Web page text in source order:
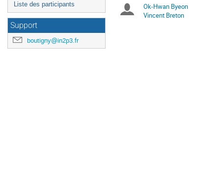
Liste des participants
Support
boutigny@in2p3.fr
sont
en
Présidents
Ok-Hwan Byeon
Vincent Breton